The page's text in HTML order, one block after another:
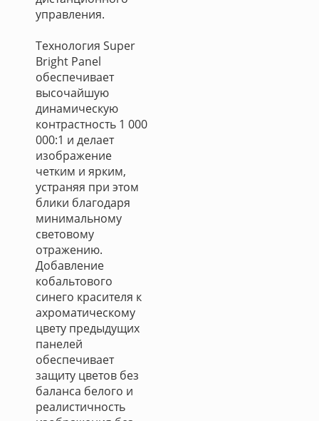
управления.
Технология Super
Bright Panel
обеспечивает
высочайшую
динамическую
контрастность 1 000
000:1 и делает
изображение
четким и ярким,
устраняя при этом
блики благодаря
минимальному
световому
отражению.
Добавление
кобальтового
синего красителя к
ахроматическому
цвету предыдущих
панелей
обеспечивает
защиту цветов без
баланса белого и
реалистичность